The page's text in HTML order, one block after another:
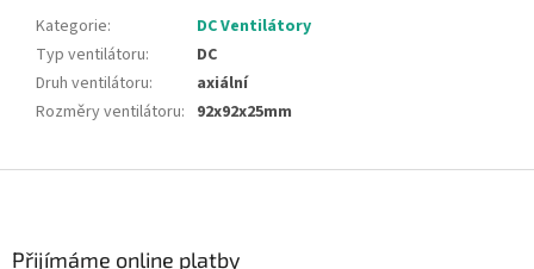
Kategorie:
DC Ventilátory
Typ ventilátoru:
DC
Druh ventilátoru:
axiální
Rozměry ventilátoru: 92x92x25mm
Přijímáme online platby